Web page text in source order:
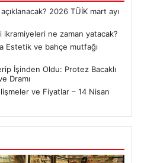
2026 TÜİK mart ayı
ikramiyeleri ne zaman yatacak?
Estetik ve bahçe mutfağı
İşinden Oldu: Protez Bacaklı
Dramı
ve Fiyatlar – 14 Nisan